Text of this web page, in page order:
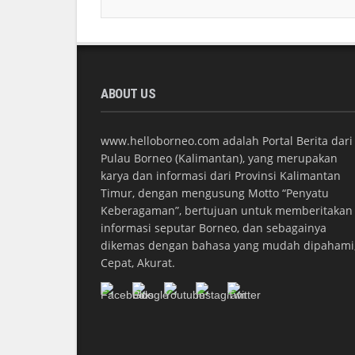
ABOUT US
www.helloborneo.com adalah Portal Berita dari
Pulau Borneo (Kalimantan), yang merupakan
karya dan informasi dari Provinsi Kalimantan
Timur, dengan mengusung Motto “Penyatu
Keberagaman”, bertujuan untuk memberitakan
informasi seputar Borneo, dan sebagainya
dikemas dengan bahasa yang mudah
Cepat, Akurat.